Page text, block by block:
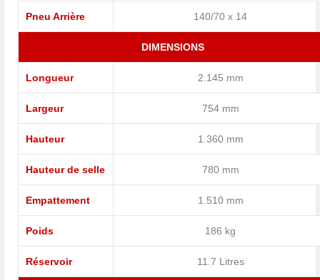
Pneu Arrière 140/70 x 14
DIMENSIONS
Longueur 2.145 mm
Largeur 754 mm
Hauteur 1.360 mm
Hauteur de selle 780 mm
Empattement 1.510 mm
Poids 186 kg
Réservoir 11.7 Litres